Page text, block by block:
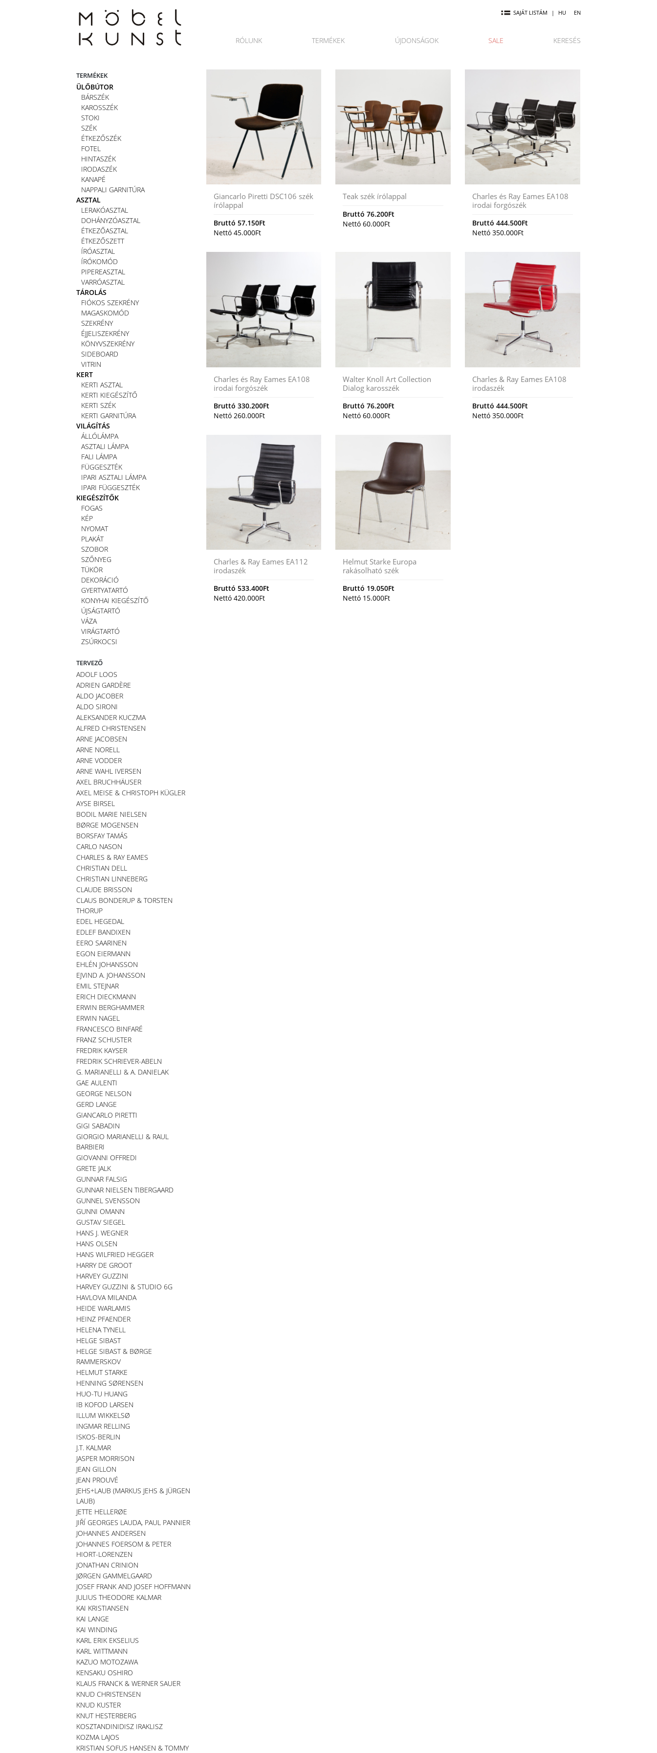
SAJÁT LISTÁM | HU EN
RÓLUNK TERMÉKEK ÚJDONSÁGOK SALE KERESÉS
TERMÉKEK
ÜLŐBÚTOR
BÁRSZÉK
KAROSSZÉK
STOKI
SZÉK
ÉTKEZŐSZÉK
FOTEL
HINTASZÉK
IRODASZÉK
KANAPÉ
NAPPALI GARNITÚRA
ASZTAL
LERAKÓASZTAL
DOHÁNYZÓASZTAL
ÉTKEZŐASZTAL
ÉTKEZŐSZETT
ÍRÓASZTAL
ÍRÓKOMÓD
PIPEREASZTAL
VARRÓASZTAL
TÁROLÁS
FIÓKOS SZEKRÉNY
MAGASKOMÓD
SZEKRÉNY
ÉJJELISZEKRÉNY
KÖNYVSZEKRÉNY
SIDEBOARD
VITRIN
KERT
KERTI ASZTAL
KERTI KIEGÉSZÍTŐ
KERTI SZÉK
KERTI GARNITÚRA
VILÁGÍTÁS
ÁLLÓLÁMPA
ASZTALI LÁMPA
FALI LÁMPA
FÜGGESZTÉK
IPARI ASZTALI LÁMPA
IPARI FÜGGESZTÉK
KIEGÉSZÍTŐK
FOGAS
KÉP
NYOMAT
PLAKÁT
SZOBOR
SZŐNYEG
TÜKÖR
DEKORÁCIÓ
GYERTYATARTÓ
KONYHAI KIEGÉSZÍTŐ
ÚJSÁGTARTÓ
VÁZA
VIRÁGTARTÓ
ZSÚRKOCSI
TERVEZŐ
ADOLF LOOS
ADRIEN GARDÈRE
ALDO JACOBER
ALDO SIRONI
ALEKSANDER KUCZMA
ALFRED CHRISTENSEN
ARNE JACOBSEN
ARNE NORELL
ARNE VODDER
ARNE WAHL IVERSEN
AXEL BRUCHHÄUSER
AXEL MEISE & CHRISTOPH KÜGLER
AYSE BIRSEL
BODIL MARIE NIELSEN
BØRGE MOGENSEN
BORSFAY TAMÁS
CARLO NASON
CHARLES & RAY EAMES
CHRISTIAN DELL
CHRISTIAN LINNEBERG
CLAUDE BRISSON
CLAUS BONDERUP & TORSTEN
THORUP
EDEL HEGEDAL
EDLEF BANDIXEN
EERO SAARINEN
EGON EIERMANN
EHLÉN JOHANSSON
EJVIND A. JOHANSSON
EMIL STEJNAR
ERICH DIECKMANN
ERWIN BERGHAMMER
ERWIN NAGEL
FRANCESCO BINFARÉ
FRANZ SCHUSTER
FREDRIK KAYSER
FREDRIK SCHRIEVER-ABELN
G. MARIANELLI & A. DANIELAK
GAE AULENTI
GEORGE NELSON
GERD LANGE
GIANCARLO PIRETTI
GIGI SABADIN
GIORGIO MARIANELLI & RAUL
BARBIERI
GIOVANNI OFFREDI
GRETE JALK
GUNNAR FALSIG
GUNNAR NIELSEN TIBERGAARD
GUNNEL SVENSSON
GUNNI OMANN
GUSTAV SIEGEL
HANS J. WEGNER
HANS OLSEN
HANS WILFRIED HEGGER
HARRY DE GROOT
HARVEY GUZZINI
HARVEY GUZZINI & STUDIO 6G
HAVLOVA MILANDA
HEIDE WARLAMIS
HEINZ PFAENDER
HELENA TYNELL
HELGE SIBAST
HELGE SIBAST & BØRGE
RAMMERSKOV
HELMUT STARKE
HENNING SØRENSEN
HUO-TU HUANG
IB KOFOD LARSEN
ILLUM WIKKELSØ
INGMAR RELLING
ISKOS-BERLIN
J.T. KALMAR
JASPER MORRISON
JEAN GILLON
JEAN PROUVÉ
JEHS+LAUB (MARKUS JEHS & JÜRGEN
LAUB)
JETTE HELLERØE
JIŘÍ GEORGES LAUDA, PAUL PANNIER
JOHANNES ANDERSEN
JOHANNES FOERSOM & PETER
HIORT-LORENZEN
JONATHAN CRINION
JØRGEN GAMMELGAARD
JOSEF FRANK AND JOSEF HOFFMANN
JULIUS THEODORE KALMAR
KAI KRISTIANSEN
KAI LANGE
KAI WINDING
KARL ERIK EKSELIUS
KARL WITTMANN
KAZUO MOTOZAWA
KENSAKU OSHIRO
KLAUS FRANCK & WERNER SAUER
KNUD CHRISTENSEN
KNUD KUSTER
KNUT HESTERBERG
KOSZTANDINIDISZ IRAKLISZ
KOZMA LAJOS
KRISTIAN SOFUS HANSEN & TOMMY
Giancarlo Piretti DSC106 szék
írólappal
Bruttó 57.150Ft
Nettó 45.000Ft
Teak szék írólappal
Bruttó76.200Ft
Nettó60.000Ft
Charles és Ray Eames EA108
irodai forgószék
Bruttó444.500Ft
Nettó350.000Ft
Charles és Ray Eames EA108
irodai forgószék
Bruttó 330.200Ft
Nettó 260.000Ft
Walter Knoll Art Collection
Dialog karosszék
Bruttó76.200Ft
Nettó60.000Ft
Charles & Ray Eames EA108
irodaszék
Bruttó444.500Ft
Nettó350.000Ft
Charles & Ray Eames EA112
irodaszék
Bruttó 533.400Ft
Nettó 420.000Ft
Helmut Starke Europa
rakásolható szék
Bruttó 19.050Ft
Nettó 15.000Ft